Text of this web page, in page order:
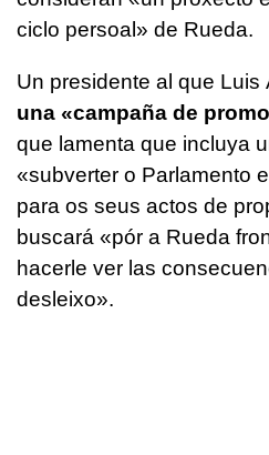
ciclo persoal» de Rueda.
Un presidente al que Luis
una «campaña de
que lamenta que incluya
«subverter o Parlamento
para os seus actos de
buscará «pór a Rueda
hacerle ver las
desleixo».